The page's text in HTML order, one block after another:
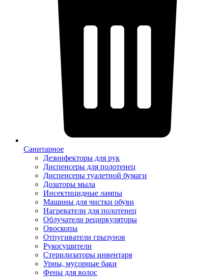
Санитарное
Дезинфекторы для рук
Диспенсеры для полотенец
Диспенсеры туалетной бумаги
Дозаторы мыла
Инсектицидные лампы
Машины для чистки обуви
Нагреватели для полотенец
Облучатели рециркуляторы
Овоскопы
Отпугиватели грызунов
Рукосушители
Стерилизаторы инвентаря
Урны, мусорные баки
Фены для волос